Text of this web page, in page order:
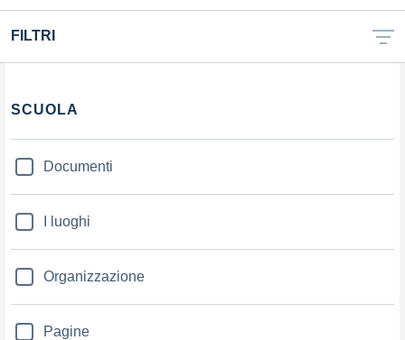
FILTRI
Filtri
SCUOLA
Documenti
I luoghi
Organizzazione
Pagine